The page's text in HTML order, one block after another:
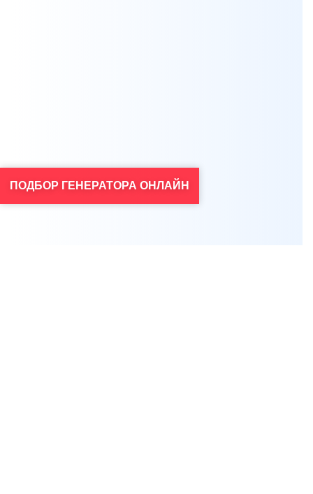
Проконсультироваться
ПОДБОР ГЕНЕРАТОРА ОНЛАЙН